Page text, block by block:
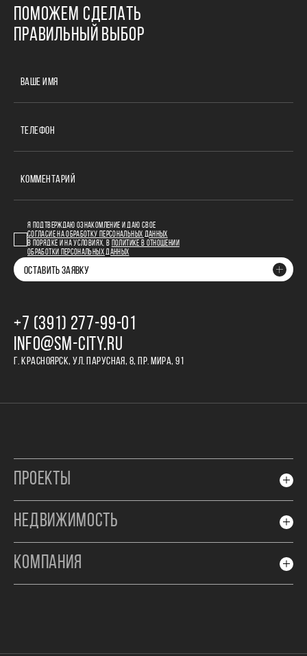
ПОМОЖЕМ СДЕЛАТЬ
ПРАВИЛЬНЫЙ ВЫБОР
ВАШЕ ИМЯ
ТЕЛЕФОН
КОММЕНТАРИЙ
Я ПОДТВЕРЖДАЮ ОЗНАКОМЛЕНИЕ И ДАЮ СВОЕ
СОГЛАСИЕ НА ОБРАБОТКУ ПЕРСОНАЛЬНЫХ ДАННЫХ
В ПОРЯДКЕ И НА УСЛОВИЯХ, В
ПОЛИТИКЕ В ОТНОШЕНИИ
ОБРАБОТКИ ПЕРСОНАЛЬНЫХ ДАННЫХ
ОСТАВИТЬ ЗАЯВКУ
+7 (391) 277‒99‒01
INFO@SM-CITY.RU
Г. КРАСНОЯРСК, УЛ. ПАРУСНАЯ, 8, ПР. МИРА, 91
ПРОЕКТЫ
НЕДВИЖИМОСТЬ
КОМПАНИЯ